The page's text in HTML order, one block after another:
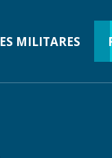
MILITARES